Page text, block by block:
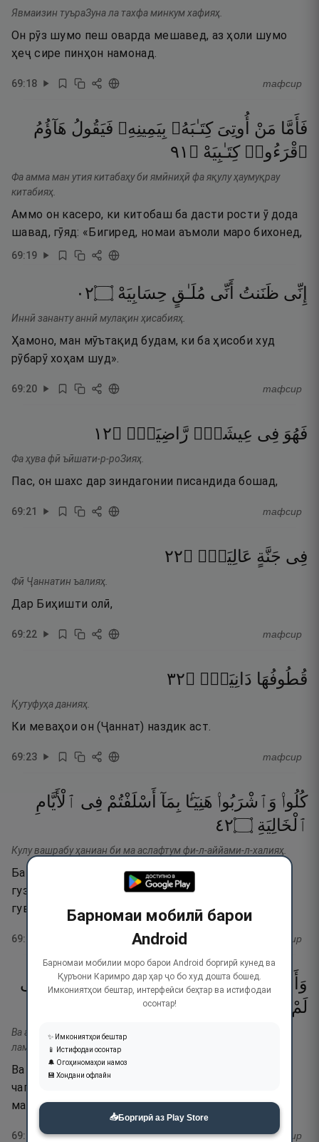
Явмаизин туъраЗуна ла тахфа минкум хафияҳ.
Он рӯз шумо пеш оварда мешавед, аз ҳоли шумо
ҳеҷ сире пинҳон намонад.
69:18 тафсир
فَأَمَّا مَنْ أُوتِىَ كِتَـٰبَهُۥ بِيَمِينِهِۦ فَيَقُولُ هَآؤُمُ
ٱقْرَءُوا۟ كِتَـٰبِيَهْ ۝ ١٩
Фа амма ман утия китабаҳу би ямӣниҳӣ фа яқулу ҳаумуқрау
китабияҳ.
Аммо он касеро, ки китобаш ба дасти рости ӯ дода
шавад, гӯяд: «Бигиред, номаи аъмоли маро бихонед,
69:19
إِنِّى ظَنَنتُ أَنِّى مُلَـٰقٍ حِسَابِيَهْ ۝٢٠
Иннӣ зананту аннӣ мулақин ҳисабияҳ.
Ҳамоно, ман мӯътақид будам, ки ба ҳисоби худ
рӯбарӯ хоҳам шуд».
69:20 тафсир
فَهُوَ فِى عِيشَةٍۢ رَّاضِيَةٍۢ ۝٢١
Фа ҳува фӣ ъӣшати-р-роЗияҳ.
Пас, он шахс дар зиндагонии писандида бошад,
69:21 тафсир
فِى جَنَّةٍ عَالِيَةٍۢ ۝٢٢
Фӣ Ҷаннатин ъалияҳ.
Дар Биҳишти олӣ,
69:22 тафсир
قُطُوفُهَا دَانِيَةٌۭ ۝٢٣
Қутуфуҳа данияҳ.
Ки меваҳои он (Ҷаннат) наздик аст.
69:23 тафсир
كُلُوا۟ وَٱشْرَبُوا۟ هَنِيٓـًٔۢا بِمَآ أَسْلَفْتُمْ فِى ٱلْأَيَّامِ
ٱلْخَالِيَةِ ۝٢٤
Кулу вашрабу ҳаниан би ма аслафтум фи-л-аййами-л-халияҳ.
Ба онҳо гуфта шавад: «Ба сабаби он чӣ дар рӯзҳои
гузашта (амали солеҳро) пеш фиристода будед,
гуворо бихӯреду бинӯшед».
69: тафсир
وَأَمَّا مَنْ أُوتِىَ كِتَـٰبَهُۥ بِشِمَالِهِۦ فَيَقُولُ يَـٰلَيْتَنِى
لَمْ
٢٥
Ва амма ман утия китабаҳу би шималиҳӣ фа яқулу йа лайтанӣ
лам ута китабияҳ.
Ва аммо шахсеро, ки номаи аъмолаш ба дасти
чапаш дода шавад, гӯяд: «Эй кош, номаи аъмол ба
ман дода намешуд.
69: тафсир
Барномаи мобилӣ барои
Android
Барномаи мобилии моро барои Android боргирӣ кунед ва
Қуръони Каримро дар ҳар ҷо бо худ дошта бошед.
Имкониятҳои бештар, интерфейси беҳтар ва истифодаи
осонтар!
✨ Имкониятҳои бештар
📱 Истифодаи осонтар
🔔 Огоҳиномаҳои намоз
💾 Хондани офлайн
📥Боргирӣ аз Play Store